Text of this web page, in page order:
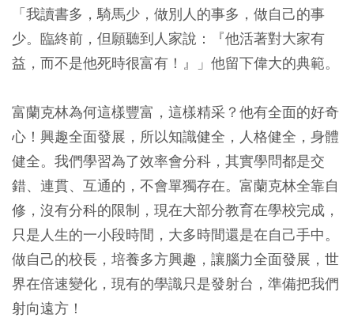
「我讀書多，騎馬少，做別人的事多，做自己的事
少。臨終前，但願聽到人家說：『他活著對大家有
益，而不是他死時很富有！』」他留下偉大的典範。
富蘭克林為何這樣豐富，這樣精采？他有全面的好奇
心！興趣全面發展，所以知識健全，人格健全，身體
健全。我們學習為了效率會分科，其實學問都是交
錯、連貫、互通的，不會單獨存在。富蘭克林全靠自
修，沒有分科的限制，現在大部分教育在學校完成，
只是人生的一小段時間，大多時間還是在自己手中。
做自己的校長，培養多方興趣，讓腦力全面發展，世
界在倍速變化，現有的學識只是發射台，準備把我們
射向遠方！